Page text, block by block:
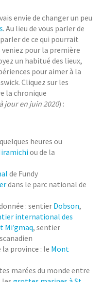
envie de changer un peu
. Au lieu de vous parler de
de ce qui pourrait
veniez pour la première
un habitué des lieux,
pour aimer à la
Cliquez sur les
la chronique
jour en juin 2020) :
heures ou
ou de la
de Fundy
dans le parc national de
: sentierDobson,
international des
Mi’gmaq, sentier
province : le Mont
marées du monde entre